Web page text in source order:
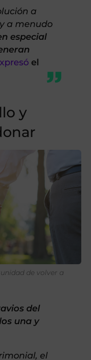
a
a menudo
especial
el
y
de volver a
del
una y
el